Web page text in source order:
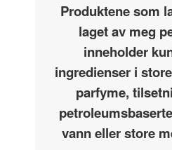
Produktene som
laget av meg
inneholder
ingredienser i
parfyme,
vann eller store